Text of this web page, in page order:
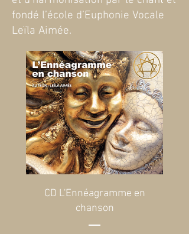
fondé l’école d’Euphonie Vocale
Leïla Aimée.
CD L'Ennéagramme en
chanson